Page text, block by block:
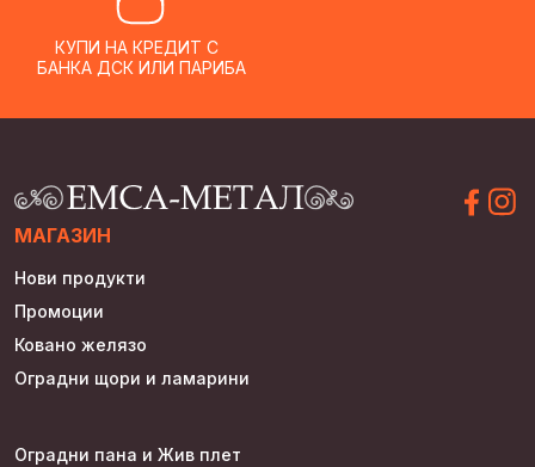
КУПИ НА КРЕДИТ С
БАНКА ДСК ИЛИ ПАРИБА
МАГАЗИН
Нови продукти
Промоции
Ковано желязо
Оградни щори и ламарини
Оградни пана и Жив плет